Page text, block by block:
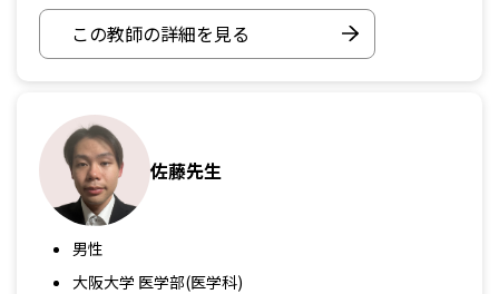
この教師の詳細を見る
佐藤先生
男性
大阪大学 医学部(医学科)